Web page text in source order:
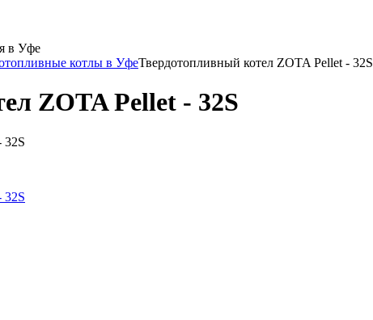
в Уфе
котлы в УфеТвердотопливный котел ZOTA Pellet - 32S
ZOTA Pellet - 32S